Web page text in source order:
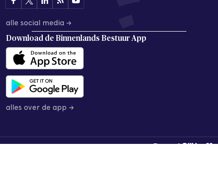
alle social media →
Download de Binnenlands Bestuur App
alles over de app →